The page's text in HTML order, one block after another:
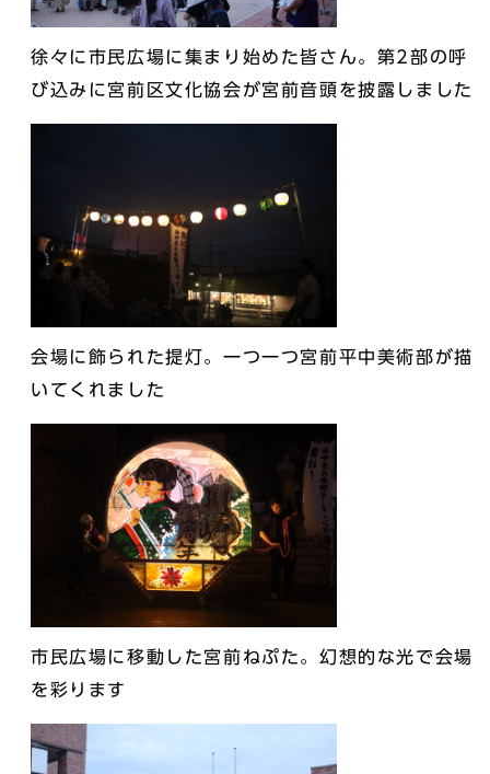
徐々に市民広場に集まり始めた皆さん。第2部の呼
び込みに宮前区文化協会が宮前音頭を披露しました
会場に飾られた提灯。一つ一つ宮前平中美術部が描
いてくれました
市民広場に移動した宮前ねぷた。幻想的な光で会場
を彩ります